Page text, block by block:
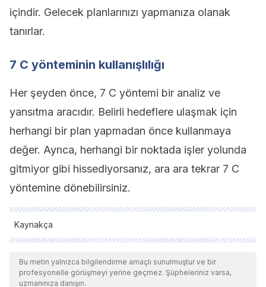
içindir. Gelecek planlarınızı yapmanıza olanak
tanırlar.
7 C yönteminin kullanışlılığı
Her şeyden önce, 7 C yöntemi bir analiz ve
yansıtma aracıdır. Belirli hedeflere ulaşmak için
herhangi bir plan yapmadan önce kullanmaya
değer. Ayrıca, herhangi bir noktada işler yolunda
gitmiyor gibi hissediyorsanız, ara ara tekrar 7 C
yöntemine dönebilirsiniz.
Kaynakça
Tüm alıntı yapılan kaynaklar, kalitelerini, güvenilirliklerini,
güncelliklerini ve geçerliliklerini sağlamak için ekibimiz
tarafından derinlemesine incelendi. Bu makalenin bibliyografisi
Bu metin yalnızca bilgilendirme amaçlı sunulmuştur ve bir
profesyonelle görüşmeyi yerine geçmez. Şüpheleriniz varsa,
uzmanınıza danışın.